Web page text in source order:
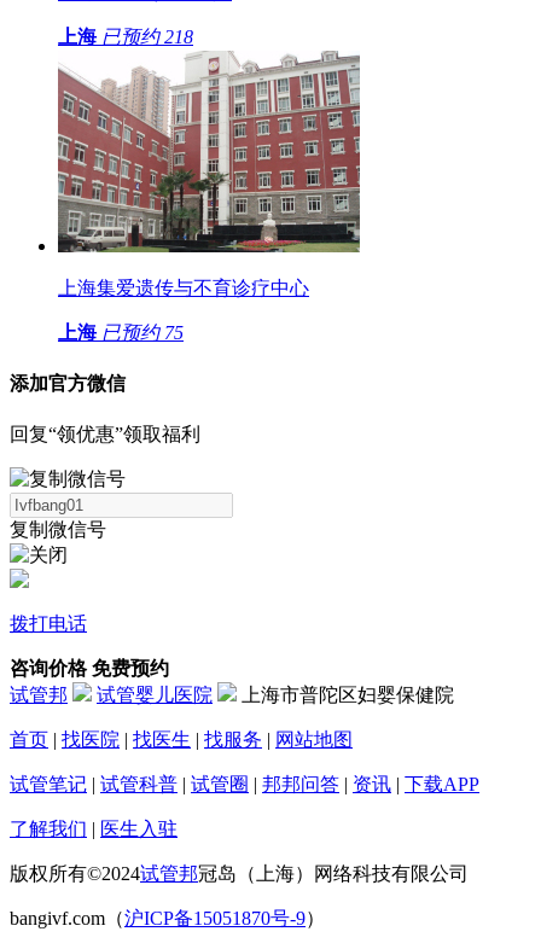
上海 已预约 218
上海集爱遗传与不育诊疗中心
上海 已预约 75
添加官方微信
回复“领优惠”领取福利
复制微信号
拨打电话
咨询价格 免费预约
试管邦
试管婴儿医院 上海市普陀区妇婴保健院
首页 | 找医院 | 找医生 | 找服务 | 网站地图
试管笔记 | 试管科普 | 试管圈 | 邦邦问答 | 资讯 | 下载APP
了解我们 | 医生入驻
版权所有©2024试管邦冠岛（上海）网络科技有限公司
bangivf.com（沪ICP备15051870号-9）